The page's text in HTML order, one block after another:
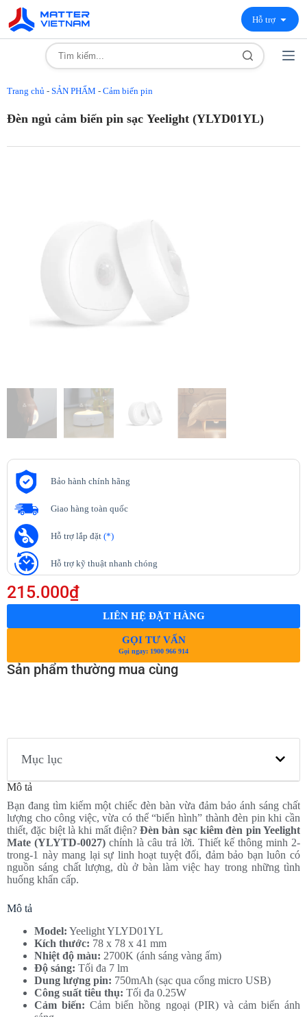
Hỗ trợ
Trang chủ - SẢN PHẨM - Cảm biến pin
Đèn ngủ cảm biến pin sạc Yeelight (YLYD01YL)
Bảo hành chính hãng
Giao hàng toàn quốc
Hỗ trợ lắp đặt (*)
Hỗ trợ kỹ thuật nhanh chóng
215.000₫
LIÊN HỆ ĐẶT HÀNG
GỌI TƯ VẤN
Gọi ngay: 1900 966 914
Sản phẩm thường mua cùng
Mục lục
Mô tả
Bạn đang tìm kiếm một chiếc đèn bàn vừa đảm bảo ánh sáng chất
lượng cho công việc, vừa có thể “biến hình” thành đèn pin khi cần
thiết, đặc biệt là khi mất điện?Đèn bàn sạc kiêm đèn pin Yeelight
Mate (YLYTD-0027) chính là câu trả lời. Thiết kế thông minh 2-
trong-1 này mang lại sự linh hoạt tuyệt đối, đảm bảo bạn luôn có
nguồn sáng chất lượng, dù ở bàn làm việc hay trong những tình
huống khẩn cấp.
Mô tả
Model: Yeelight YLYD01YL
Kích thước: 78 x 78 x 41 mm
Nhiệt độ màu: 2700K (ánh sáng vàng ấm)
Độ sáng: Tối đa 7 lm
Dung lượng pin: 750mAh (sạc qua cổng micro USB)
Công suất tiêu thụ: Tối đa 0.25W
Cảm biến: Cảm biến hồng ngoại (PIR) và cảm biến ánh